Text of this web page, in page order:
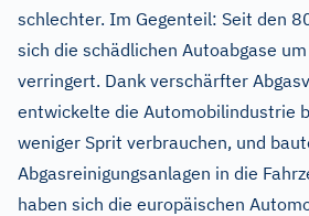
schlechter. Im Gegenteil: Seit den
sich die schädlichen Autoabgase
verringert. Dank verschärfter
entwickelte die Automobilindustrie
weniger Sprit verbrauchen, und
Abgasreinigungsanlagen in die
haben sich die europäischen